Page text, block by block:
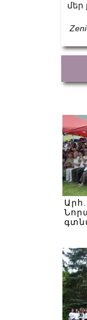
մեր